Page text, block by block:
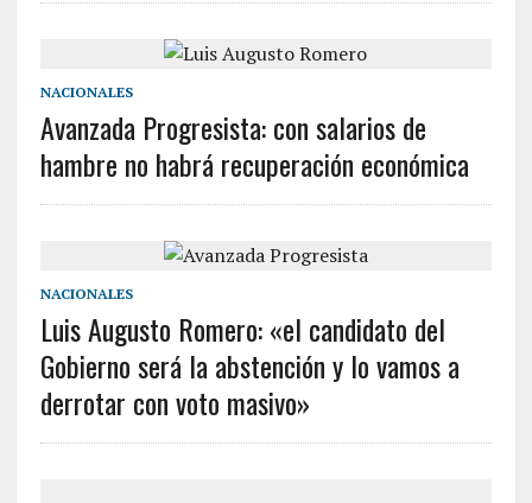
NACIONALES
Avanzada Progresista: con salarios de
hambre no habrá recuperación económica
NACIONALES
Luis Augusto Romero: «el candidato del
Gobierno será la abstención y lo vamos a
derrotar con voto masivo»